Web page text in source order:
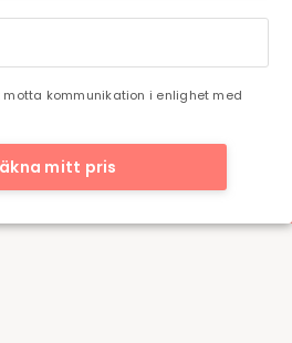
kommunikation i enlighet med
mitt pris